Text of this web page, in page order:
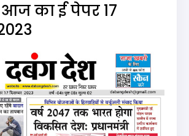
का ई पेपर 17